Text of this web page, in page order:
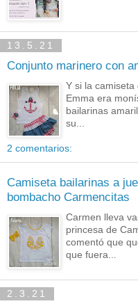
13.5.21
Conjunto marinero con
Y si la
Emma era
bailarinas
su...
2 comentarios:
Camiseta bailarinas a
bombacho Carmencitas
Carmen lleva
princesa de
comentó que
que fuera...
2.3.21